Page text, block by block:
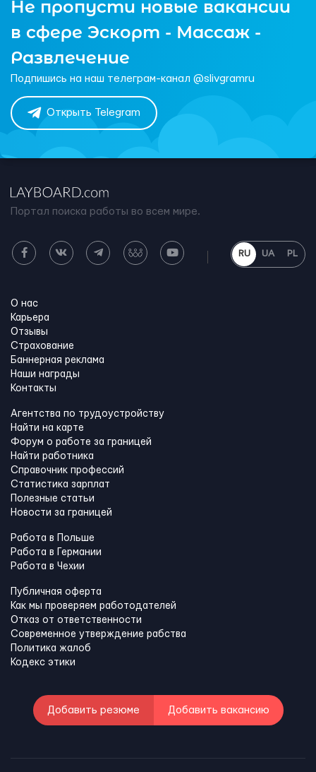
Не пропусти новые вакансии
в сфере Эскорт - Массаж -
Развлечение
Подпишись на наш телеграм-канал @slivgramru
Открыть Telegram
Портал поиска работы во всем мире.
RU UA PL
О нас
Карьера
Отзывы
Страхование
Баннерная реклама
Наши награды
Контакты
Агентства по трудоустройству
Найти на карте
Форум о работе за границей
Найти работника
Справочник профессий
Статистика зарплат
Полезные статьи
Новости за границей
Работа в Польше
Работа в Германии
Работа в Чехии
Публичная оферта
Как мы проверяем работодателей
Отказ от ответственности
Современное утверждение рабства
Политика жалоб
Кодекс этики
Добавить резюме Добавить вакансию